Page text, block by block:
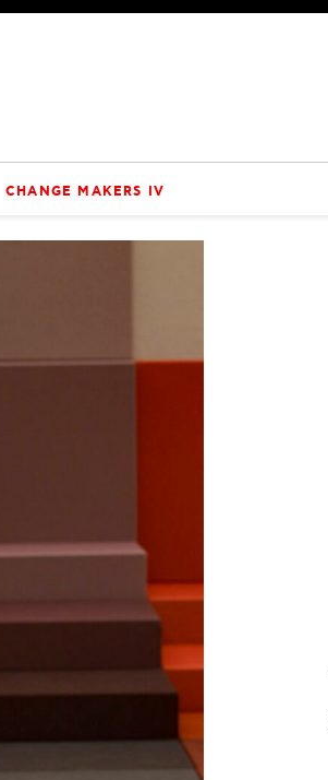
CHANGE MAKERS IV